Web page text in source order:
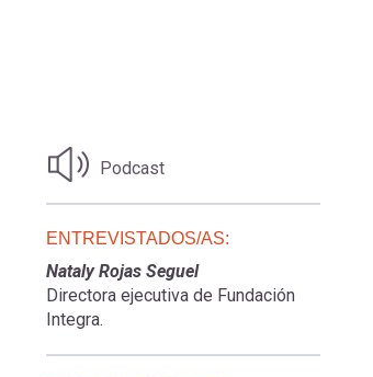
Podcast
ENTREVISTADOS/AS:
Nataly Rojas Seguel
Directora ejecutiva de Fundación
Integra.